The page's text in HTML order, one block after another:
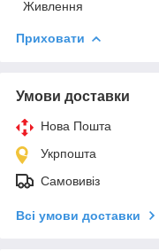
Живлення
Приховати
Умови доставки
Нова Пошта
Укрпошта
Самовивіз
Всі умови доставки